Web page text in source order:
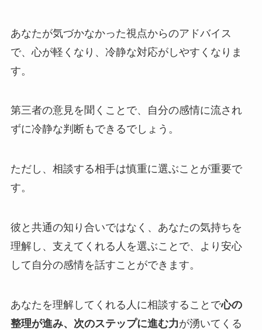
あなたが気づかなかった視点からのアドバイス
で、心が軽くなり、冷静な対応がしやすくなりま
す。
第三者の意見を聞くことで、自分の感情に流され
ずに冷静な判断もできるでしょう。
ただし、相談する相手は慎重に選ぶことが重要で
す。
彼と共通の知り合いではなく、あなたの気持ちを
理解し、支えてくれる人を選ぶことで、より安心
して自分の感情を話すことができます。
あなたを理解してくれる人に相談することで心の
整理が進み、次のステップに進む力が湧いてくる